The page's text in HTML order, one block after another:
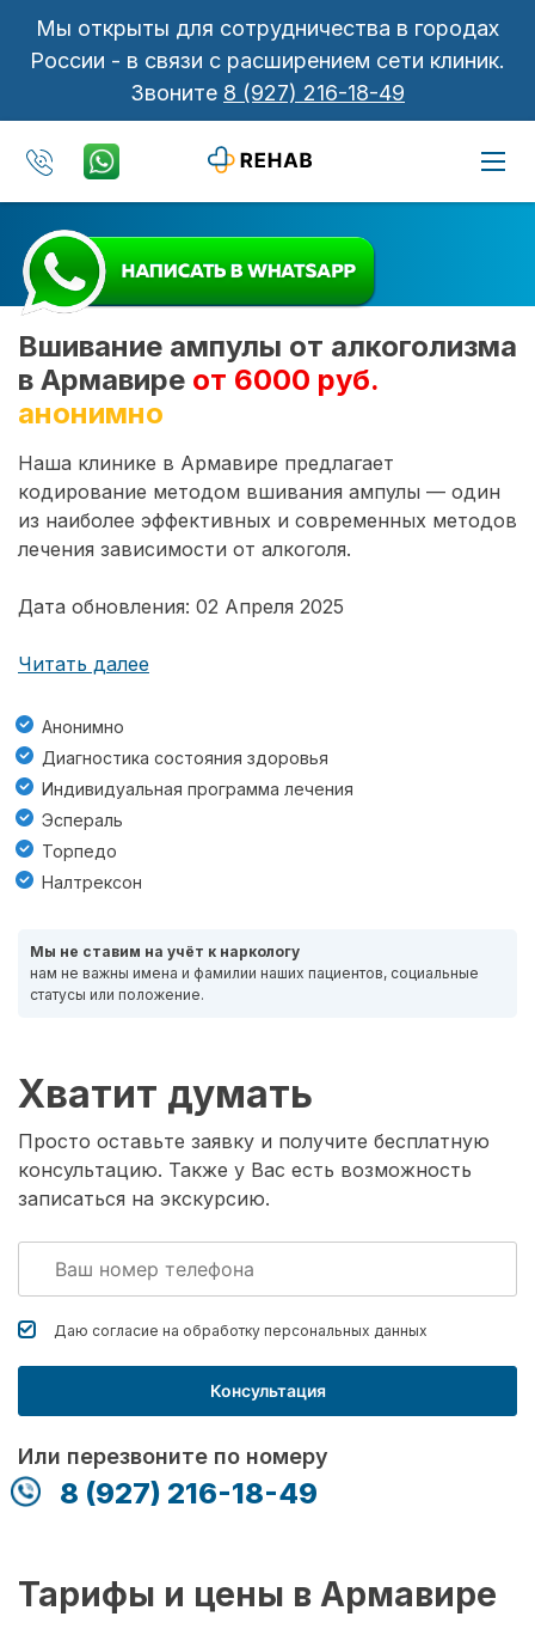
Мы открыты для сотрудничества в городах
России - в связи с расширением сети клиник.
Звоните 8 (927) 216-18-49
Вшивание ампулы от алкоголизма
в Армавире от 6000 руб.
анонимно
Наша клинике в Армавире предлагает
кодирование методом вшивания ампулы — один
из наиболее эффективных и современных методов
лечения зависимости от алкоголя.
Дата обновления: 02 Апреля 2025
Читать далее
Анонимно
Диагностика состояния здоровья
Индивидуальная программа лечения
Эспераль
Торпедо
Налтрексон
Мы не ставим на учёт к наркологу
нам не важны имена и фамилии наших пациентов, социальные
статусы или положение.
Хватит думать
Просто оставьте заявку и получите бесплатную
консультацию. Также у Вас есть возможность
записаться на экскурсию.
Даю согласие на обработку персональных данных
Консультация
Или перезвоните по номеру
8 (927) 216-18-49
Тарифы и цены в Армавире